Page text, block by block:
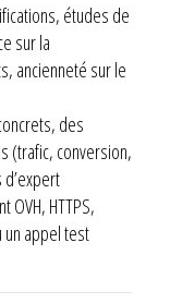
études de
sur la
ancienneté sur le
des
(trafic, conversion,
HTTPS,
un appel test